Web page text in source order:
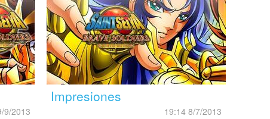
9/2013
Impresiones
19:14 8/7/2013